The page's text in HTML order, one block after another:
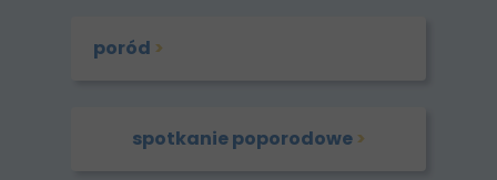
poród >
spotkanie poporodowe >